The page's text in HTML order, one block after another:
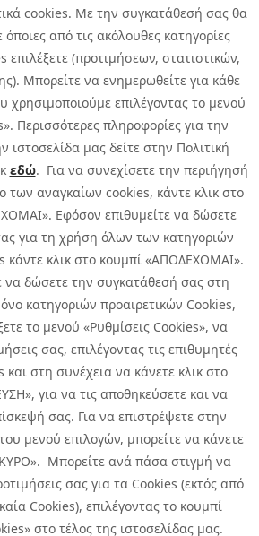
cookies. Με την συγκατάθεσή σας θα
από τις ακόλουθες κατηγορίες
επιλέξετε (προτιμήσεων, στατιστικών,
Μπορείτε να ενημερωθείτε για κάθε
χρησιμοποιούμε επιλέγοντας το μενού
Περισσότερες πληροφορίες για την
ιστοσελίδα μας δείτε στην Πολιτική
εδώ. Για να συνεχίσετε την περιήγησή
αναγκαίων cookies, κάντε κλικ στο
Εφόσον επιθυμείτε να δώσετε
για τη χρήση όλων των κατηγοριών
κάντε κλικ στο κουμπί «ΑΠΟΔΕΧΟΜΑΙ».
να δώσετε την συγκατάθεσή σας στη
κατηγοριών προαιρετικών Cookies,
το μενού «Ρυθμίσεις Cookies», να
σας, επιλέγοντας τις επιθυμητές
και στη συνέχεια να κάνετε κλικ στο
για να τις αποθηκεύσετε και να
σας. Για να επιστρέψετε στην
μενού επιλογών, μπορείτε να κάνετε
Μπορείτε ανά πάσα στιγμή να
σας για τα Cookies (εκτός από
Cookies), επιλέγοντας το κουμπί
στο τέλος της ιστοσελίδας μας.
All Rights Reserved.
Cookies Preferences |
more about the processing of personal data